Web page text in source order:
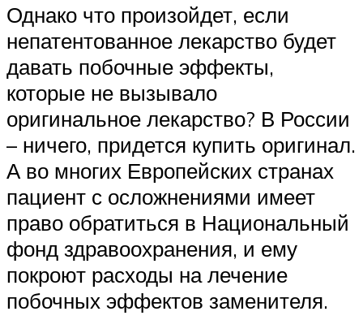
Однако что произойдет, если
непатентованное лекарство будет
давать побочные эффекты,
которые не вызывало
оригинальное лекарство? В России
– ничего, придется купить оригинал.
А во многих Европейских странах
пациент с осложнениями имеет
право обратиться в Национальный
фонд здравоохранения, и ему
покроют расходы на лечение
побочных эффектов заменителя.